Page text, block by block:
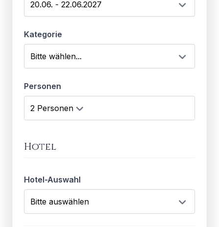
Kategorie
Personen
Hotel
Hotel-Auswahl